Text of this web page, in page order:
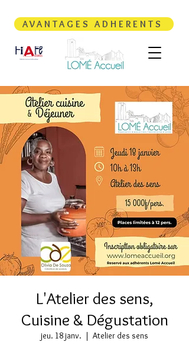
AVANTAGES ADHERENTS
L'Atelier des sens,
Cuisine & Dégustation
jeu. 18 janv.
  |
Atelier des sens